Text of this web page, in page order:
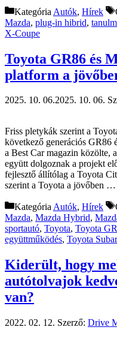
Kategória Autók, Hírek
Mazda, plug-in hibrid,
X-Coupe
Toyota GR86 és
platform a
2025. 10. 06.2025. 10. 06.
Friss pletykák szerint a
következő generációs
a Best Car magazin közölte,
együtt dolgoznak a projekt
fejlesztő állítólag a Toyota
szerint a Toyota a jövőben …
KategóriaAutók, Hírek
Mazda, Mazda Hybrid,
sportautó, Toyota, Toyota
együttműködés, Toyota
Kiderült, hogy
autótolvajok
van?
2022. 02. 12. Szerző: Drive